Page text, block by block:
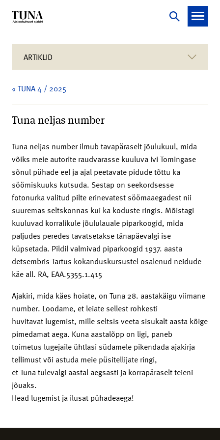
ARTIKLID
« TUNA 4 / 2025
Tuna neljas number
Tuna neljas number ilmub tavapäraselt jõulukuul, mida
võiks meie autorite raudvarasse kuuluva Ivi Tomingase
sõnul pühade eel ja ajal peetavate pidude tõttu ka
söömiskuuks kutsuda. Sestap on seekordsesse
fotonurka valitud pilte erinevatest söömaaegadest nii
suuremas seltskonnas kui ka koduste ringis. Mõistagi
kuuluvad korralikule jõululauale piparkoogid, mida
paljudes peredes tavatsetakse tänapäevalgi ise
küpsetada. Pildil valmivad piparkoogid 1937. aasta
detsembris Tartus kokanduskursustel osalenud neidude
käe all. RA, EAA.5355.1.415
Ajakiri, mida käes hoiate, on Tuna 28. aastakäigu viimane
number. Loodame, et leiate sellest rohkesti
huvitavat lugemist, mille seltsis veeta sisukalt aasta kõige
pimedamat aega. Kuna aastalõpp on ligi, paneb
toimetus lugejaile ühtlasi südamele pikendada ajakirja
tellimust või astuda meie püsitellijate ringi,
et Tuna tulevalgi aastal aegsasti ja korrapäraselt teieni
jõuaks.
Head lugemist ja ilusat pühadeaega!